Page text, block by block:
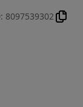
: 8097539302